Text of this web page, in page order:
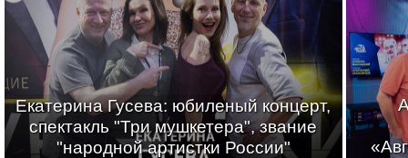
Екатерина Гусева: юбиленый концерт,
спектакль "Три мушкетера", звание
"народной артистки России"